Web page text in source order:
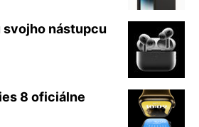
svojho nástupcu
8 oficiálne